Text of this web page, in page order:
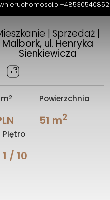
+48530540852
| Sprzedaż |
Malbork, ul. Henryka
Sienkiewicza
m2 Powierzchnia
51 m2
Piętro
1 / 10